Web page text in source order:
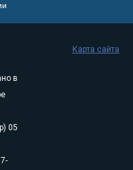
в
05
Карта сайта